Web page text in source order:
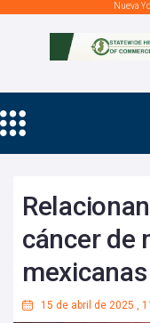
Nueva
cáncer de
mexicanas
15 de abril de 2025 ,